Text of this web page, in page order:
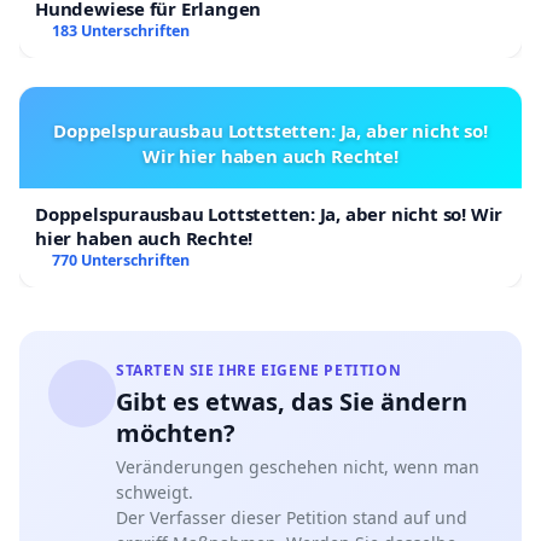
verschandelt das Landschaftsbild aufs Gröbste –
Rigi-Südhang zur Folge.
Um die in der Verantwortung des
Verwaltungsrats der Rigi Bahnen AG liegenden
offenkundigen Fehlentwicklungen auf der Rigi
diese Petition, die die Anliegen breiter
Bevölkerungskreise und von umweltbewussten
Politikerinnen / Politikern aufnimmt sowie ein
Aufruf an alle Entscheidungsträgerinnen und -
träger ist, sich mit uns für einen
Hundewiese für Erlangen
183 Unterschriften
Doppelspurausbau Lottstetten: Ja, aber nicht so!
Wir hier haben auch Rechte!
Doppelspurausbau Lottstetten: Ja, aber nicht so! Wir
hier haben auch Rechte!
770 Unterschriften
STARTEN SIE IHRE EIGENE PETITION
Gibt es etwas, das Sie ändern
möchten?
Veränderungen geschehen nicht, wenn man
schweigt.
Der Verfasser dieser Petition stand auf und